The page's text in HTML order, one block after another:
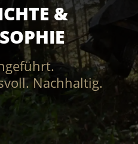
&
Nachhaltig.